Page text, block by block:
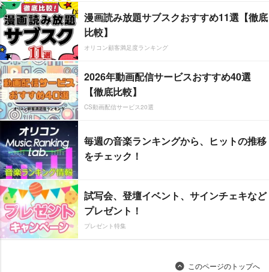
漫画読み放題サブスクおすすめ11選【徹底
比較】
オリコン顧客満足度ランキング
2026年動画配信サービスおすすめ40選
【徹底比較】
CS動画配信サービス20選
毎週の音楽ランキングから、ヒットの推移
をチェック！
試写会、登壇イベント、サインチェキなど
プレゼント！
プレゼント特集
このページのトップへ